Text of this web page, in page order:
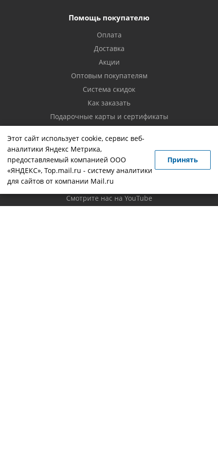
Помощь покупателю
Оплата
Доставка
Акции
Оптовым покупателям
Система скидок
Как заказать
Подарочные карты и сертификаты
Контакты
Вопрос-ответ
Новости
Смотрите нас на YouTube
Этот сайт использует cookie, сервис веб-
аналитики Яндекс Метрика,
предоставляемый компанией ООО
«ЯНДЕКС», Top.mail.ru - систему аналитики
для сайтов от компании Mail.ru
Принять